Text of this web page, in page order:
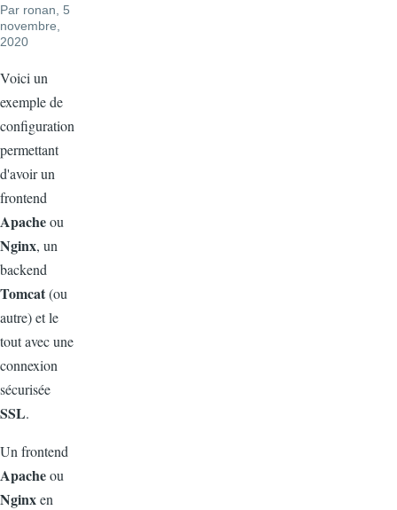
Par ronan , 5
novembre,
2020
Voici un
exemple de
configuration
permettant
d'avoir un
frontend
Apacheou
Nginx, un
backend
Tomcat(ou
autre) et le
tout avec une
connexion
sécurisée
SSL.
Un frontend
Apacheou
Nginxen